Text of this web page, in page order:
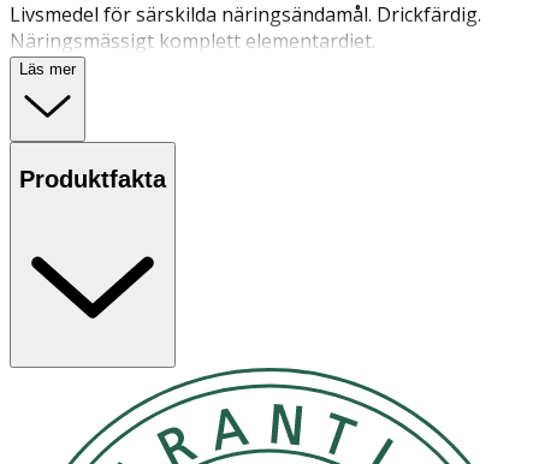
Livsmedel för särskilda näringsändamål. Drickfärdig.
Näringsmässigt komplett elementardiet.
Läs mer
Produktfakta